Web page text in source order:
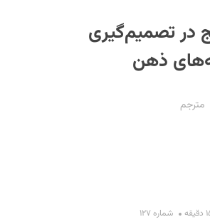
در تصمیم‌گیری
ذهن
مترجم
شماره ۱۲۷